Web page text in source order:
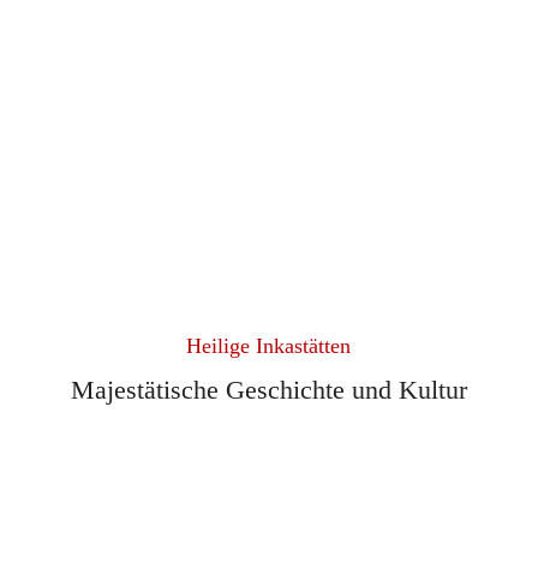
Heilige Inkastätten
Majestätische Geschichte und Kultur